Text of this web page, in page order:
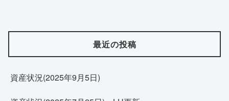
最近の投稿
資産状況(2025年9月5日)